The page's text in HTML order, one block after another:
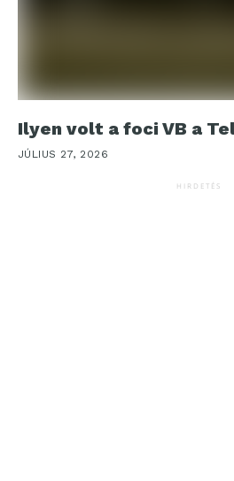
Ilyen volt a foci VB a
JÚLIUS 27, 2026
HIRDETÉS